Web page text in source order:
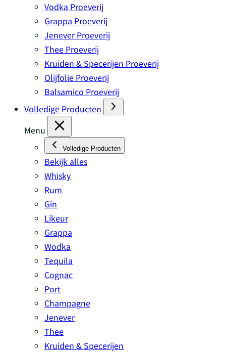
Vodka Proeverij
Grappa Proeverij
Jenever Proeverij
Thee Proeverij
Kruiden & Specerijen Proeverij
Olijfolie Proeverij
Balsamico Proeverij
Volledige Producten
Menu
Volledige Producten
Bekijk alles
Whisky
Rum
Gin
Likeur
Grappa
Wodka
Tequila
Cognac
Port
Champagne
Jenever
Thee
Kruiden & Specerijen